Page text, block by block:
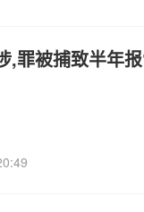
,罪被捕致半年